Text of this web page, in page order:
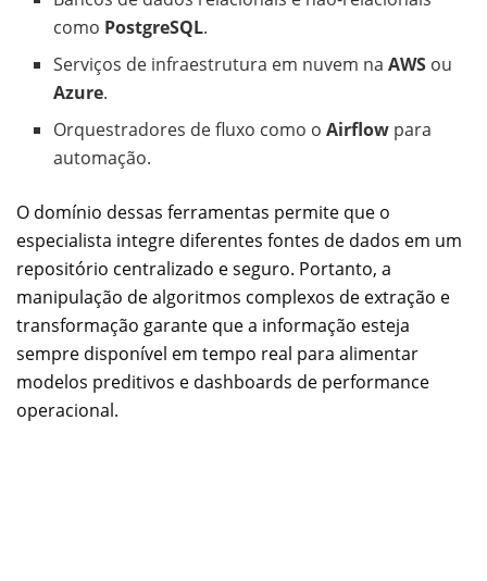
como PostgreSQL.
Serviços de infraestrutura em nuvem naAWS ou
Azure.
Orquestradores de fluxo como oAirflow para
automação.
O domínio dessas ferramentas permite que o
especialista integre diferentes fontes de dados em um
repositório centralizado e seguro. Portanto, a
manipulação de algoritmos complexos de extração e
transformação garante que a informação esteja
sempre disponível em tempo real para alimentar
modelos preditivos e dashboards de performance
operacional.